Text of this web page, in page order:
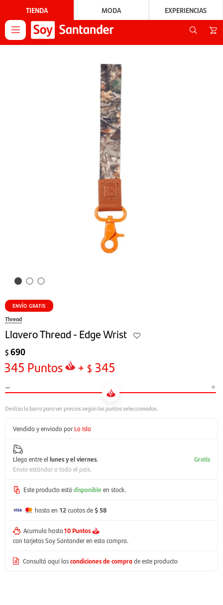
TIENDA MODA EXPERIENCIAS

ENVÍO GRATIS
Thread
Llavero Thread - Edge Wrist
$ 690
345 Puntos + $ 345
- +
Vendido y enviado por La Isla
Llega entre el lunes y el viernes.
Envío estándar a todo el país.
Gratis
Este producto está disponible en stock.
hasta en 12cuotas de$ 58
Acumula hasta10 Puntos
con tarjetas Soy Santander en esta compra.
Consultá aquí lascondiciones de comprade este producto